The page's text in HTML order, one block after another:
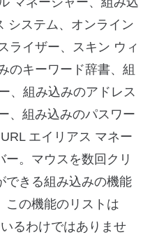
システム、オンライン
ライザー、スキン ウィ
のキーワード辞書、組
、組み込みのアドレス
、組み込みのパスワー
エイリアス マネー
ー。マウスを数回クリ
できる組み込みの機能
この機能のリストは
るわけではありませ